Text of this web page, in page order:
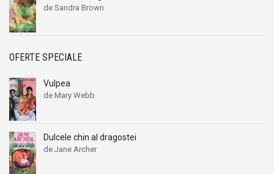
de Sandra Brown
OFERTE SPECIALE
Vulpea
de Mary Webb
Dulcele chin al dragostei
de Jane Archer